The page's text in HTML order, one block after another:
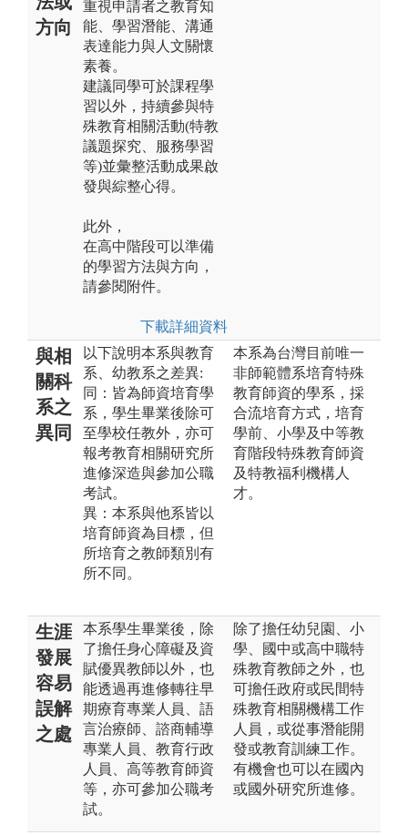
方向
重視申請者之教育知
能、學習潛能、溝通
表達能力與人文關懷
素養。
建議同學可於課程學
習以外，持續參與特
殊教育相關活動(特教
議題探究、服務學習
等)並彙整活動成果啟
發與綜整心得。
此外，
在高中階段可以準備
的學習方法與方向，
請參閱附件。
下載詳細資料
與相
關科
系之
異同
以下說明本系與教育
系、幼教系之差異:
同：皆為師資培育學
系，學生畢業後除可
至學校任教外，亦可
報考教育相關研究所
進修深造與參加公職
考試。
異：本系與他系皆以
培育師資為目標，但
所培育之教師類別有
所不同。
本系為台灣目前唯一
非師範體系培育特殊
教育師資的學系，採
合流培育方式，培育
學前、小學及中等教
育階段特殊教育師資
及特教福利機構人
才。
生涯
發展
容易
誤解
之處
本系學生畢業後，除
了擔任身心障礙及資
賦優異教師以外，也
能透過再進修轉往早
期療育專業人員、語
言治療師、諮商輔導
專業人員、教育行政
人員、高等教育師資
等，亦可參加公職考
試。
除了擔任幼兒園、小
學、國中或高中職特
殊教育教師之外，也
可擔任政府或民間特
殊教育相關機構工作
人員，或從事潛能開
發或教育訓練工作。
有機會也可以在國內
或國外研究所進修。